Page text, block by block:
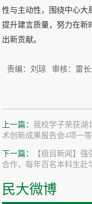
性与主动性，围绕中心大
提升建言质量，努力在新
出新贡献。
责编：刘琼 审核：雷
上一篇： 我校学子荣获湖
术创新成果报告会4项一
下一篇：
【极目新闻】
合作，每年百名本科生赴
民大微博